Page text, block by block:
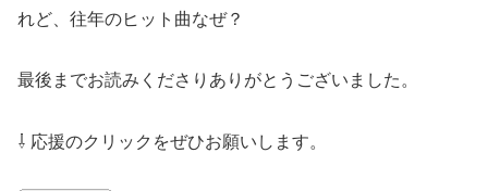
れど、往年のヒット曲なぜ？
最後までお読みくださりありがとうございました。
⇩ 応援のクリックをぜひお願いします。